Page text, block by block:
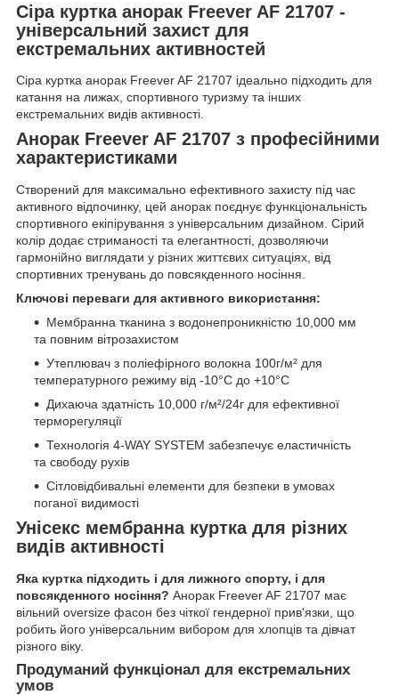
Сіра куртка анорак Freever AF 21707 -
універсальний захист для
екстремальних активностей
Сіра куртка анорак Freever AF 21707 ідеально підходить для
катання на лижах, спортивного туризму та інших
екстремальних видів активності.
Анорак Freever AF 21707 з професійними
характеристиками
Створений для максимально ефективного захисту під час
активного відпочинку, цей анорак поєднує функціональність
спортивного екіпірування з універсальним дизайном. Сірий
колір додає стриманості та елегантності, дозволяючи
гармонійно виглядати у різних життєвих ситуаціях, від
спортивних тренувань до повсякденного носіння.
Ключові переваги для активного використання:
Мембранна тканина з водонепроникністю 10,000 мм
та повним вітрозахистом
Утеплювач з поліефірного волокна 100г/м² для
температурного режиму від -10°С до +10°С
Дихаюча здатність 10,000 г/м²/24г для ефективної
терморегуляції
Технологія 4-WAY SYSTEM забезпечує еластичність
та свободу рухів
Сітловідбивальні елементи для безпеки в умовах
поганої видимості
Унісекс мембранна куртка для різних
видів активності
Яка куртка підходить і для лижного спорту, і для
повсякденного носіння? Анорак Freever AF 21707 має
вільний oversize фасон без чіткої гендерної прив'язки, що
робить його універсальним вибором для хлопців та дівчат
різного віку.
Продуманий функціонал для екстремальних
умов